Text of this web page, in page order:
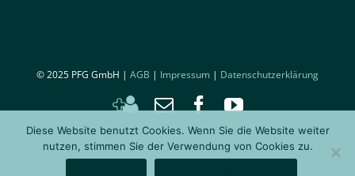
© 2025 PFG GmbH | AGB | Impressum | Datenschutzerklärung
Kontakt
hinzufügen
Email Facebook
YouTube
Diese Website benutzt Cookies. Wenn Sie die Website weiter
nutzen, stimmen Sie der Verwendung von Cookies zu.